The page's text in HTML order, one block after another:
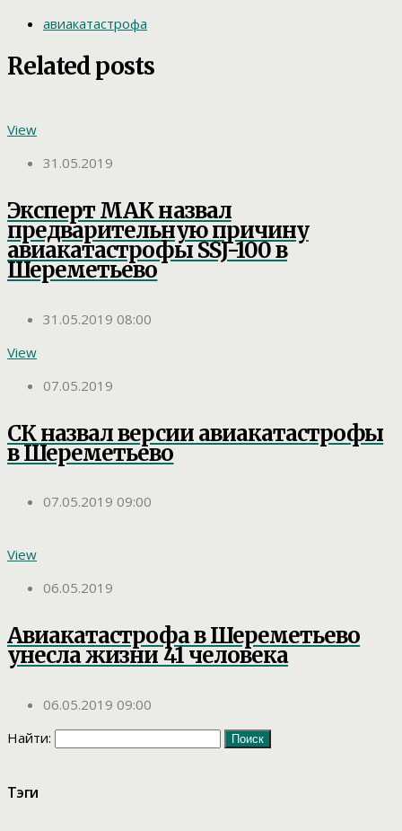
авиакатастрофа
Related posts
View
31.05.2019
Эксперт МАК назвал
предварительную причину
авиакатастрофы SSJ-100 в
Шереметьево
31.05.2019 08:00
View
07.05.2019
СК назвал версии авиакатастрофы
в Шереметьево
07.05.2019 09:00
View
06.05.2019
Авиакатастрофа в Шереметьево
унесла жизни 41 человека
06.05.2019 09:00
Найти:
Тэги